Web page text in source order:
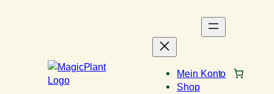
Mein Konto
Shop